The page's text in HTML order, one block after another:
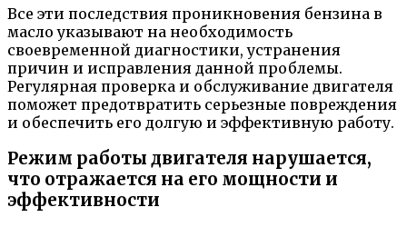
Все эти последствия проникновения бензина в
масло указывают на необходимость
своевременной диагностики, устранения
причин и исправления данной проблемы.
Регулярная проверка и обслуживание двигателя
поможет предотвратить серьезные повреждения
и обеспечить его долгую и эффективную работу.
Режим работы двигателя нарушается,
что отражается на его мощности и
эффективности